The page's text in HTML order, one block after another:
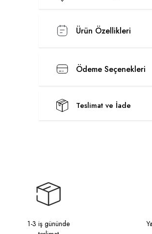
Ürün Özellikleri
Ödeme Seçenekleri
Teslimat ve İade
1-3 iş gününde